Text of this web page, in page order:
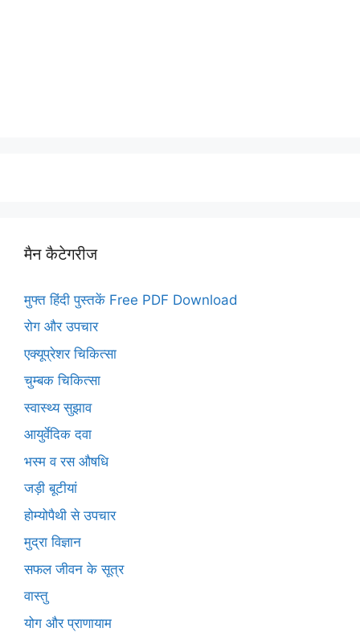
मैन कैटेगरीज
मुफ्त हिंदी पुस्तकें Free PDF Download
रोग और उपचार
एक्यूप्रेशर चिकित्सा
चुम्बक चिकित्सा
स्वास्थ्य सुझाव
आयुर्वेदिक दवा
भस्म व रस औषधि
जड़ी बूटीयां
होम्योपैथी से उपचार
मुद्रा विज्ञान
सफल जीवन के सूत्र
वास्तु
योग और प्राणायाम